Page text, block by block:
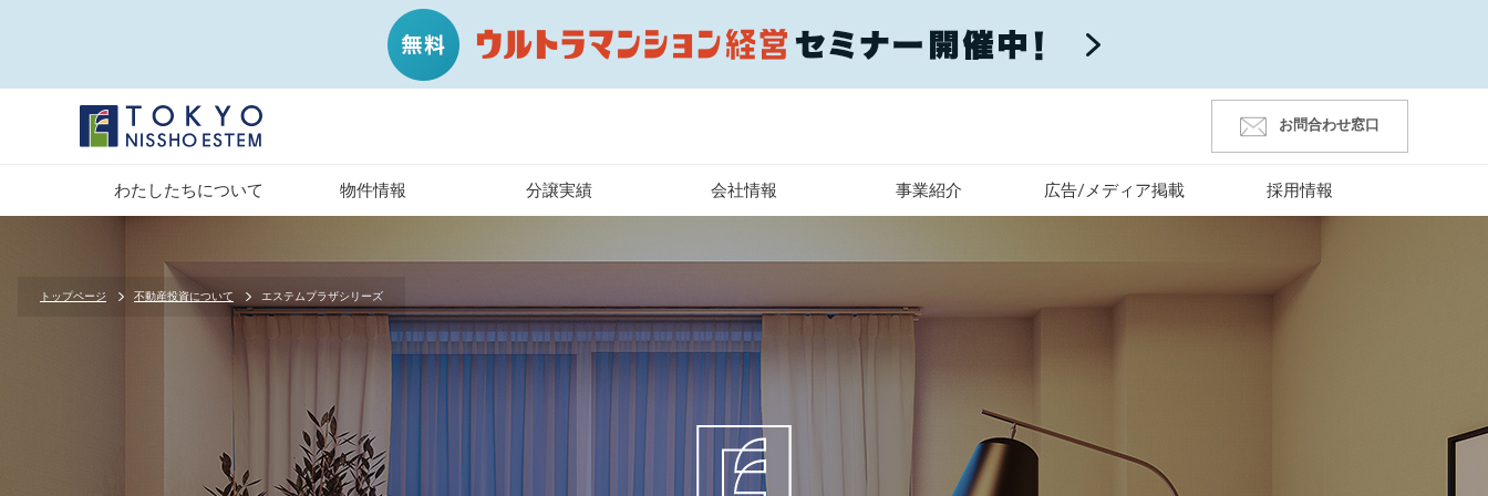
お問合わせ窓口
わたしたちについて 物件情報 分譲実績 会社情報 事業紹介 広告/メディア掲載 採用情報
トップページ 不動産投資について エステムプラザシリーズ